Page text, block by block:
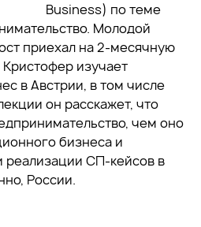
Business) по теме
Молодой
приехал на 2-месячную
изучает
в Австрии, в том числе
он расскажет, что
чем оно
бизнеса и
реализации СП-кейсов в
России.